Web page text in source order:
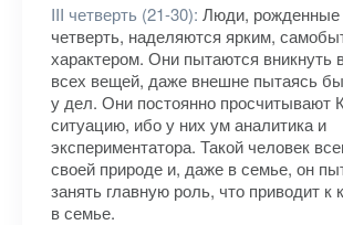
III четверть (21-30): Люди, рожденные
четверть, наделяются ярким,
характером. Они пытаются вникнуть
всех вещей, даже внешне пытаясь
у дел. Они постоянно просчитывают
ситуацию, ибо у них ум аналитика и
экспериментатора. Такой человек
своей природе и, даже в семье, он
занять главную роль, что приводит к
в семье.